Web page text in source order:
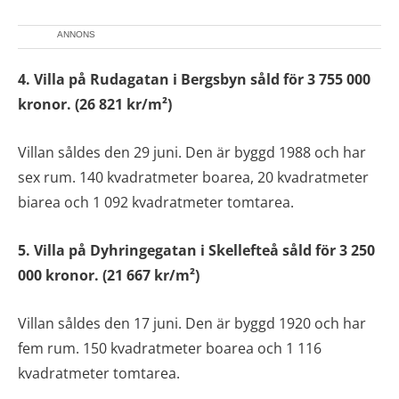
ANNONS
4. Villa på Rudagatan i Bergsbyn såld för 3 755 000
kronor. (26 821 kr/m²)
Villan såldes den 29 juni. Den är byggd 1988 och har
sex rum. 140 kvadratmeter boarea, 20 kvadratmeter
biarea och 1 092 kvadratmeter tomtarea.
5. Villa på Dyhringegatan i Skellefteå såld för 3 250
000 kronor. (21 667 kr/m²)
Villan såldes den 17 juni. Den är byggd 1920 och har
fem rum. 150 kvadratmeter boarea och 1 116
kvadratmeter tomtarea.